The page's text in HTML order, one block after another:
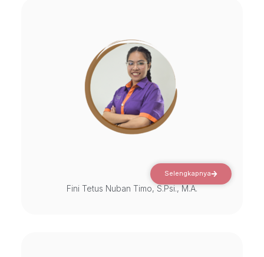
Selengkapnya
Fini Tetus Nuban Timo, S.Psi., M.A.